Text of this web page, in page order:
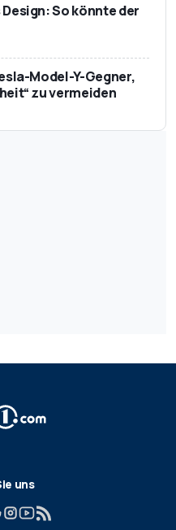
So könnte der
Model-Y-Gegner,
zu vermeiden
uns